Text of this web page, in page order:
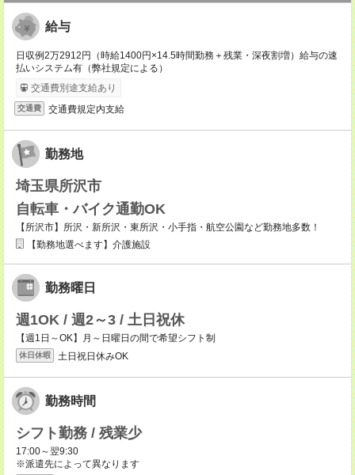
給与
日収例2万2912円（時給1400円×14.5時間勤務＋残業・深夜割増）給与の速
払いシステム有（弊社規定による）
交通費別途支給あり
交通費 交通費規定内支給
勤務地
埼玉県所沢市
自転車・バイク通勤OK
【所沢市】所沢・新所沢・東所沢・小手指・航空公園など勤務地多数！
【勤務地選べます】介護施設
勤務曜日
週1OK / 週2～3 / 土日祝休
【週1日～OK】月～日曜日の間で希望シフト制
休日休暇 土日祝日休みOK
勤務時間
シフト勤務 / 残業少
17:00～翌9:30
※派遣先によって異なります